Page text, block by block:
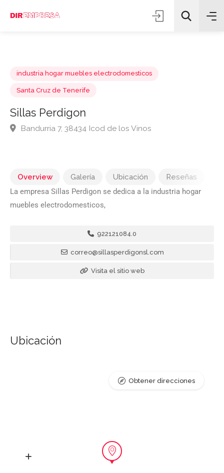
Todas las categorías
industria hogar muebles electrodomesticos
Sillas Perdigon
Overview Galería Ubicación
Reseñas
La empresa Sillas Perdigon se dedica a la industria hogar
muebles electrodomesticos,
922121084.0
correo@sillasperdigonsl.com
Visita el sitio web
Ubicación
Obtener direcciones